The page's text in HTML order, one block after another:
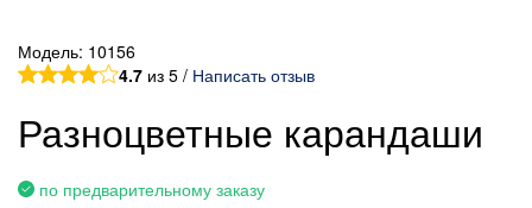
Модель: 10156
4.7 из 5 / Написать отзыв
Разноцветные карандаши
по предварительному заказу